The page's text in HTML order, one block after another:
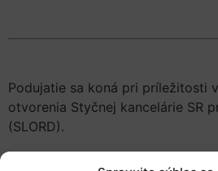
Podujatie sa koná pri príležitosti
otvorenia Styčnej kancelárie SR
(SLORD).